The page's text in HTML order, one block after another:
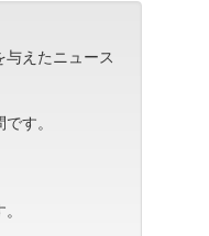
与えたニュース
す。